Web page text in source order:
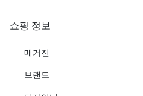
쇼핑 정보
매거진
브랜드